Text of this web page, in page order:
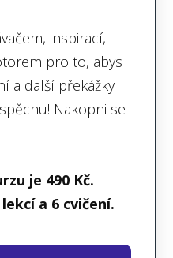
inspirací,
pro to, abys
a další překážky
Nakopni se
je 490 Kč.
a 6 cvičení.